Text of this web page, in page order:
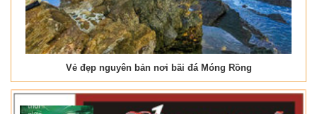
Vẻ đẹp nguyên bản nơi bãi đá Móng Rồng